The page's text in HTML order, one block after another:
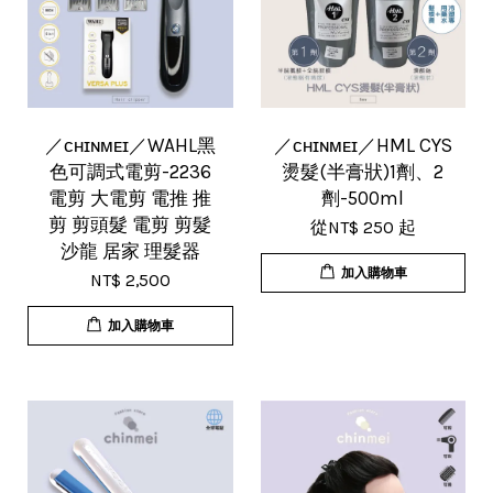
／ᴄʜɪɴᴍᴇɪ／WAHL黑
色可調式電剪-2236
電剪 大電剪 電推 推
剪 剪頭髮 電剪 剪髮
沙龍 居家 理髮器
NT$ 2,500
加入購物車
／ᴄʜɪɴᴍᴇɪ／HML CYS
燙髮(半膏狀)1劑、2
劑-500ml
從NT$ 250 起
加入購物車